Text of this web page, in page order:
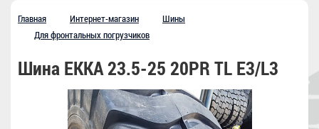
Главная Интернет-магазин
Шины
Для фронтальных погрузчиков
Шина EKKA 23.5-25 20PR TL E3/L3